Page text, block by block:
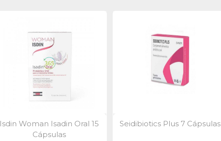
Vista Rápida
Isdin Woman Isadin Oral 15
Cápsulas
Vista Rápida
Seidibiotics Plus 7 Cápsulas